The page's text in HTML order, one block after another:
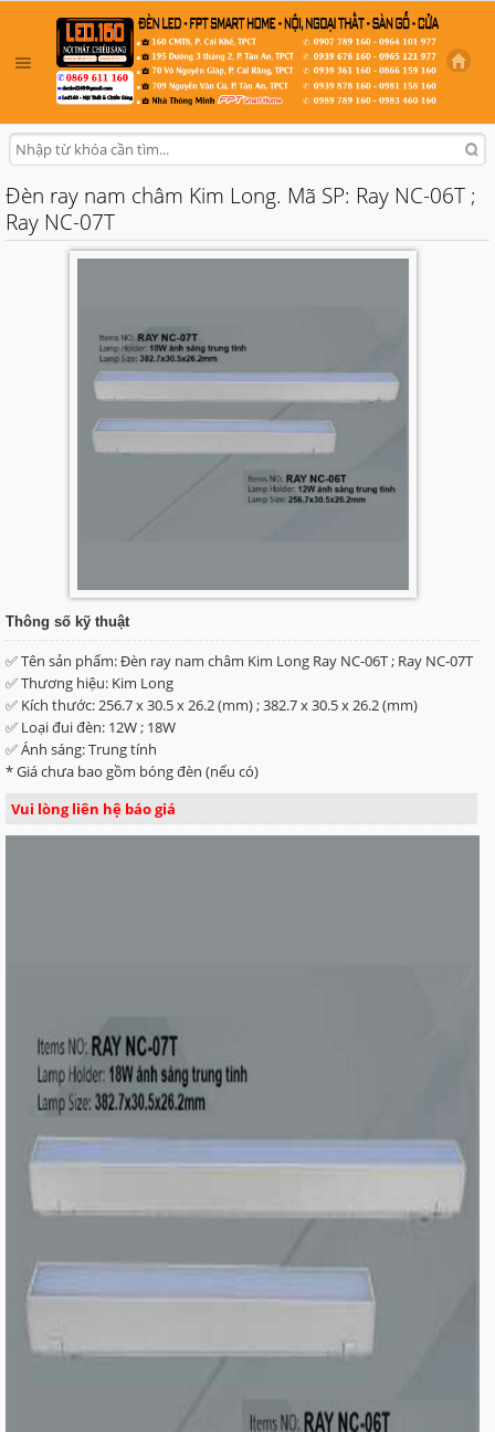
Đèn ray nam châm Kim Long. Mã SP: Ray NC-06T ;
Ray NC-07T
Thông số kỹ thuật
✅ Tên sản phẩm: Đèn ray nam châm Kim Long Ray NC-06T ; Ray NC-07T
✅ Thương hiệu: Kim Long
✅ Kích thước: 256.7 x 30.5 x 26.2 (mm) ; 382.7 x 30.5 x 26.2 (mm)
✅ Loại đui đèn: 12W ; 18W
✅ Ánh sáng: Trung tính
* Giá chưa bao gồm bóng đèn (nếu có)
Vui lòng liên hệ báo giá